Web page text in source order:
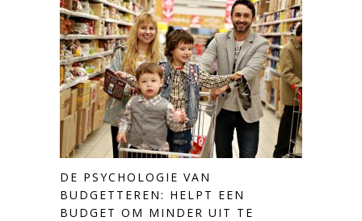
DE PSYCHOLOGIE VAN
BUDGETTEREN: HELPT EEN
BUDGET OM MINDER UIT TE